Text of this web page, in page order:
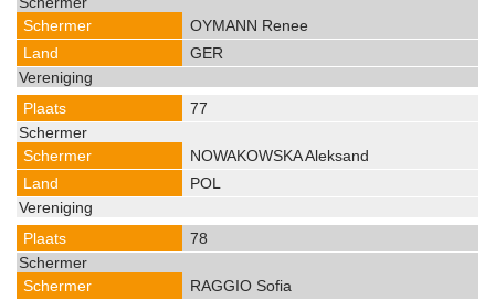
OYMANN Renee
GER
77
NOWAKOWSKA Aleksand
POL
78
RAGGIO Sofia